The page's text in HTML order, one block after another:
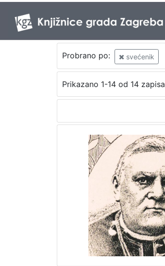
Probrano po: svećenik
Prikazano 1-14 od 14 zapisa